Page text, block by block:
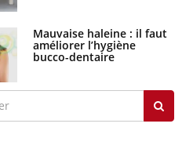
Mauvaise haleine : il faut
améliorer l’hygiène
bucco-dentaire